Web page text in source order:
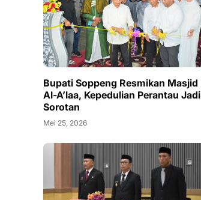
Bupati Soppeng Resmikan Masjid
Al-A’laa, Kepedulian Perantau Jadi
Sorotan
Mei 25, 2026